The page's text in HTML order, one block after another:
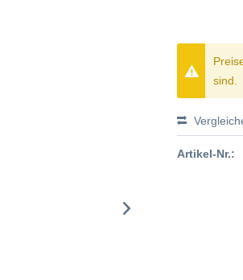
sind.
Artikel-Nr.: